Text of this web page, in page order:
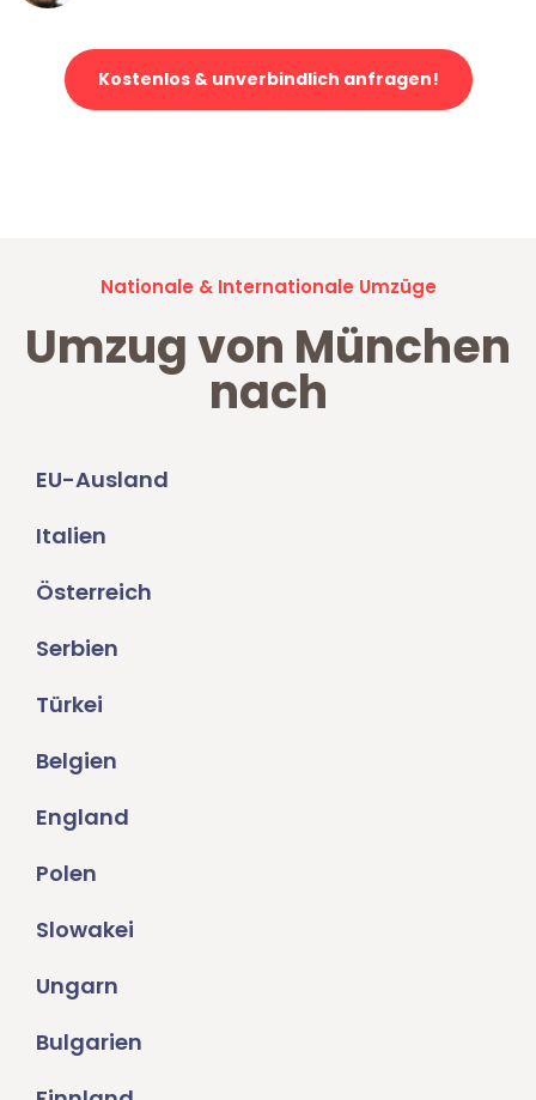
Kostenlos & unverbindlich anfragen!
Nationale & Internationale Umzüge
Umzug von München
nach
EU-Ausland
Italien
Österreich
Serbien
Türkei
Belgien
England
Polen
Slowakei
Ungarn
Bulgarien